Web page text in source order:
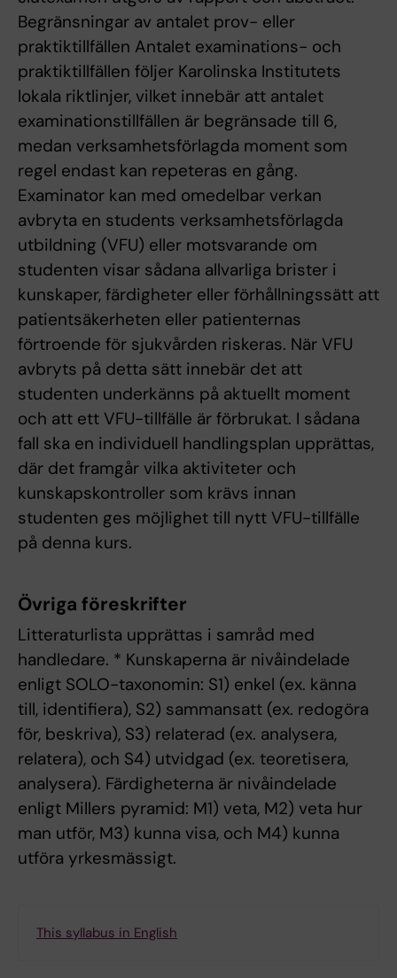
Begränsningar av antalet prov- eller
praktiktillfällen Antalet examinations- och
praktiktillfällen följer Karolinska Institutets
lokala riktlinjer, vilket innebär att antalet
examinationstillfällen är begränsade till 6,
medan verksamhetsförlagda moment som
regel endast kan repeteras en gång.
Examinator kan med omedelbar verkan
avbryta en students verksamhetsförlagda
utbildning (VFU) eller motsvarande om
studenten visar sådana allvarliga brister i
kunskaper, färdigheter eller förhållningssätt att
patientsäkerheten eller patienternas
förtroende för sjukvården riskeras. När VFU
avbryts på detta sätt innebär det att
studenten underkänns på aktuellt moment
och att ett VFU-tillfälle är förbrukat. I sådana
fall ska en individuell handlingsplan upprättas,
där det framgår vilka aktiviteter och
kunskapskontroller som krävs innan
studenten ges möjlighet till nytt VFU-tillfälle
på denna kurs.
Övriga föreskrifter
Litteraturlista upprättas i samråd med
handledare. * Kunskaperna är nivåindelade
enligt SOLO-taxonomin: S1) enkel (ex. känna
till, identifiera), S2) sammansatt (ex. redogöra
för, beskriva), S3) relaterad (ex. analysera,
relatera), och S4) utvidgad (ex. teoretisera,
analysera). Färdigheterna är nivåindelade
enligt Millers pyramid: M1) veta, M2) veta hur
man utför, M3) kunna visa, och M4) kunna
utföra yrkesmässigt.
This syllabus in English